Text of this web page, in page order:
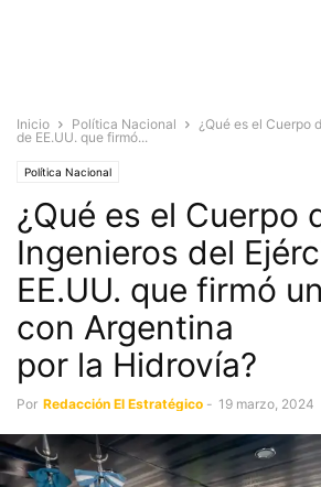
Inicio Política Nacional
¿Qué es el Cuerpo
de EE.UU. que firmó...
Política Nacional
¿Qué es el Cuerpo
Ingenieros del
EE.UU. que firmó
con Argentina
por la Hidrovía?
Por Redacción El Estratégico - 19 marzo, 2024